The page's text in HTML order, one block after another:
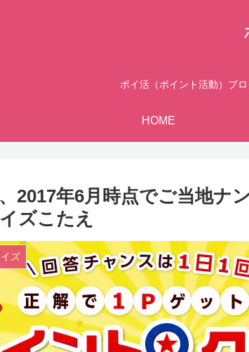
ポイ活（ポイント活動）ブ
HOME
2017年6月時点でご当地ナ
ズこたえ
ズ